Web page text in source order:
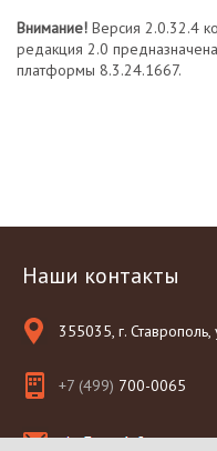
Внимание! Версия 2.0.32.4
редакция 2.0
платформы 8.3.24.1667.
Наши контакты
355035, г.
+7 (499) 700-0065